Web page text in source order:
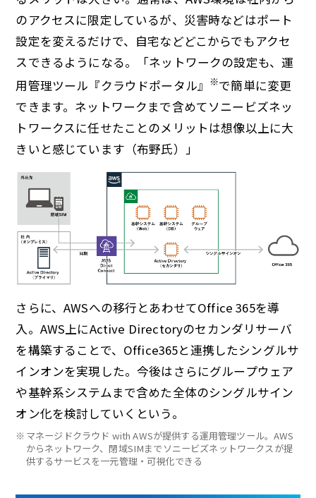
のアクセスに限定しているが、災害時などはポート
設定を変えるだけで、自宅などどこからでもアクセ
スできるようになる。「ネットワークの設定も、運
用管理ツール『クラウドポータル』 ※で簡単に変更
できます。ネットワークまで含めてソニービズネッ
トワークスに任せたことのメリットは想像以上に大
きいと感じています（布野氏）」
さらに、AWSへの移行とあわせてOffice 365を導
入。AWS上にActive Directoryのセカンダリサーバ
を構築することで、Office365と連携したシングルサ
インオンを実現した。今後はさらにグループウェア
や基幹系システムまで含めた全体のシングルサイン
オン化を検討していくという。
※ マネージドクラウド with AWSが提供する運用管理ツール。AWS
からネットワーク、閉域SIMまでソニービズネットワークスが提
供するサービスを一元管理・可視化できる